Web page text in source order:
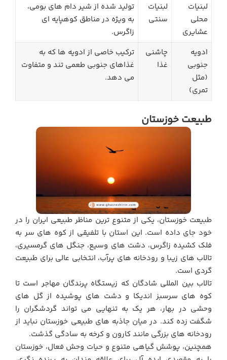
لبنیات
محلی
عشایری
لبنیات
سنتی
تولید شده از شیر دام های بومی،
به ویژه در مناطق کوهپایه ای
زاگرس.
ادویه
جنوبی
(مثل
تمری)
چاشنی
غذا
ترکیب خاصی از ادویه ها که به
غذاهای جنوبی طعمی تند و متفاوت
می دهد.
طبیعت خوزستان
طبیعت خوزستان، یکی از متنوع ترین مناظر طبیعی ایران را در
خود جای داده است. این استان با تلفیقی از کوه های سر به
فلک کشیده زاگرس، دشت های وسیع، جنگل های گرمسیری،
تالاب های زیبا و رودخانه های پرآب، انتخابی عالی برای طبیعت
گردی است.
تالاب بین المللی شادگان که زیستگاه پرندگان مهاجر است تا
کوه های سرسبز اندیکا و دشت های پوشیده از گل های
وحشی در بهار، هر یک به تنهایی می تواند گردشگران را
شگفت زده کند. در میان جاذبه های طبیعی خوزستان نباید از
رودخانه های بزرگی مانند کارون و کرخه به سادگی گذشت.
همچنین، پوشش گیاهی متنوع و حیات وحش فعال، خوزستان